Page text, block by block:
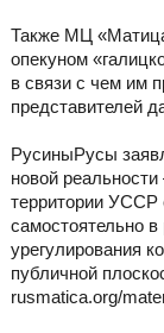
Также МЦ
опекуном
в связи с чем им
представителей
РусиныРусы
новой
территории УССР
самостоятельно
урегулирования
публичной
rusmatica.org/